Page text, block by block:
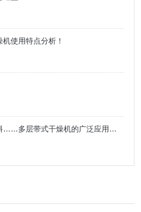
使用特点分析！
果蔬、药材、饲料……多层带式干燥机的广泛应用领域